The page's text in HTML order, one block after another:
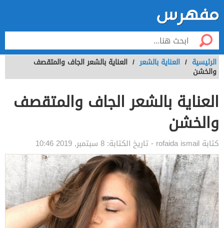
الرئيسية / العناية بالشعر / العناية بالشعر الجاف والمتقصف
والخشن
العناية بالشعر الجاف والمتقصف
والخشن
كتابة rofaida ismail - تاريخ الكتابة: 8 سبتمبر, 2019 10:46